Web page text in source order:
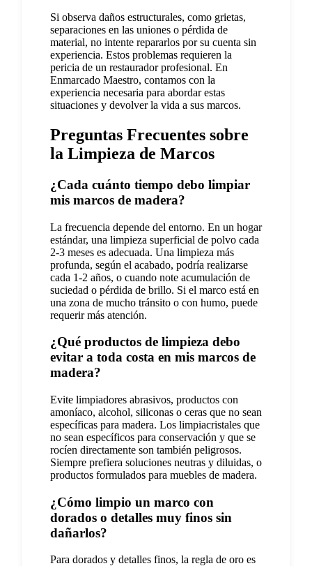
Si observa daños estructurales, como grietas,
separaciones en las uniones o pérdida de
material, no intente repararlos por su cuenta sin
experiencia. Estos problemas requieren la
pericia de un restaurador profesional. En
Enmarcado Maestro, contamos con la
experiencia necesaria para abordar estas
situaciones y devolver la vida a sus marcos.
Preguntas Frecuentes sobre
la Limpieza de Marcos
¿Cada cuánto tiempo debo limpiar
mis marcos de madera?
La frecuencia depende del entorno. En un hogar
estándar, una limpieza superficial de polvo cada
2-3 meses es adecuada. Una limpieza más
profunda, según el acabado, podría realizarse
cada 1-2 años, o cuando note acumulación de
suciedad o pérdida de brillo. Si el marco está en
una zona de mucho tránsito o con humo, puede
requerir más atención.
¿Qué productos de limpieza debo
evitar a toda costa en mis marcos de
madera?
Evite limpiadores abrasivos, productos con
amoníaco, alcohol, siliconas o ceras que no sean
específicas para madera. Los limpiacristales que
no sean específicos para conservación y que se
rocíen directamente son también peligrosos.
Siempre prefiera soluciones neutras y diluidas, o
productos formulados para muebles de madera.
¿Cómo limpio un marco con
dorados o detalles muy finos sin
dañarlos?
Para dorados y detalles finos, la regla de oro es